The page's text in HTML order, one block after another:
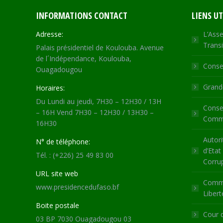
INFORMATIONS CONTACT
Adresse:
Palais présidentiel de Koulouba. Avenue
de l´Indépendance, Koulouba,
Ouagadougou
Horaires:
Du Lundi au jeudi, 7H30 – 12H30 / 13H
– 16H Vend 7H30 – 12H30 / 13H30 –
16H30
N° de téléphone:
Tél. : (+226) 25 49 83 00
URL site web
www.presidencedufaso.bf
Boite postale
03 BP 7030 Ouagadougou 03
LIENS
Cour